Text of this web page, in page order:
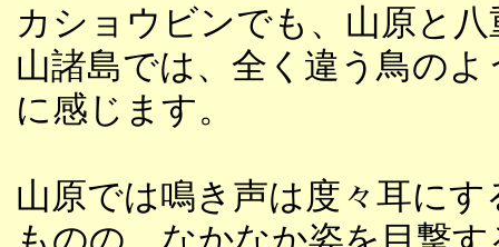
カショウビンでも、山原と八
山諸島では、全く違う鳥のよ
に感じます。
山原では鳴き声は度々耳にす